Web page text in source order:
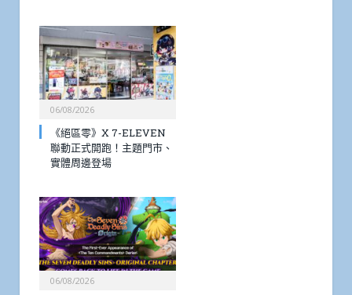
06/08/2026
《絕區零》X 7-ELEVEN
聯動正式開跑！主題門市、
實體周邊登場
06/08/2026